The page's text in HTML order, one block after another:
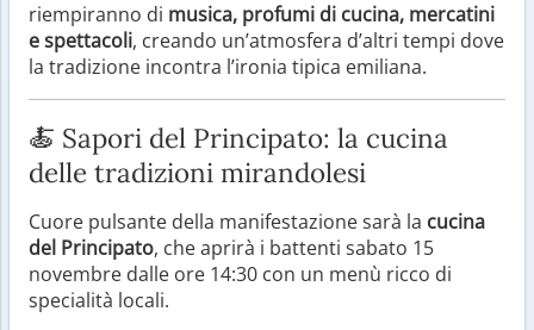
riempiranno di musica, profumi di cucina, mercatini
e spettacoli, creando un’atmosfera d’altri tempi dove
la tradizione incontra l’ironia tipica emiliana.
🍝 Sapori del Principato: la cucina
delle tradizioni mirandolesi
Cuore pulsante della manifestazione sarà la cucina
del Principato, che aprirà i battenti sabato 15
novembre dalle ore 14:30 con un menù ricco di
specialità locali.